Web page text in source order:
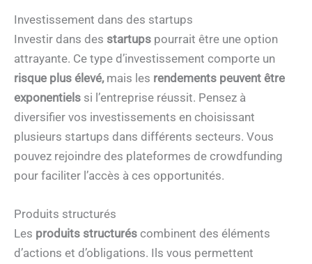
Investissement dans des startups
Investir dans des startups pourrait être une option
attrayante. Ce type d’investissement comporte un
risque plus élevé,mais les rendements peuvent être
exponentiels si l’entreprise réussit. Pensez à
diversifier vos investissements en choisissant
plusieurs startups dans différents secteurs. Vous
pouvez rejoindre des plateformes de crowdfunding
pour faciliter l’accès à ces opportunités.
Produits structurés
Les produits structurés combinent des éléments
d’actions et d’obligations. Ils vous permettent